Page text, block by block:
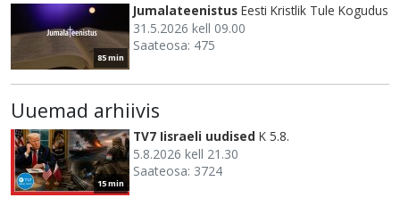
85 min
Jumalateenistus Eesti Kristlik Tule Kogudus
31.5.2026 kell 09.00
Saateosa: 475
Uuemad arhiivis
15 min
TV7 Iisraeli uudised K 5.8.
5.8.2026 kell 21.30
Saateosa: 3724